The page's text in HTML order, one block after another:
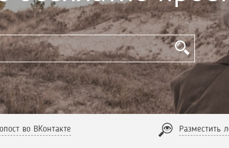
во ВКонтакте Разместить